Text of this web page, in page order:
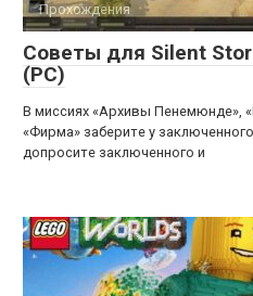
Прохождения
Советы для Silent
(PC)
В миссиях «Архивы Пенемюнде»,
«Фирма» заберите у
допросите заключенного и